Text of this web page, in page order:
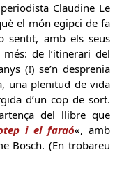
Claudine Le
el món egipci de fa
sentit, amb els seus
de l’itinerari del
(!) se’n desprenia
una plenitud de vida
d’un cop de sort.
del llibre que
i el faraó«, amb
Bosch. (En trobareu